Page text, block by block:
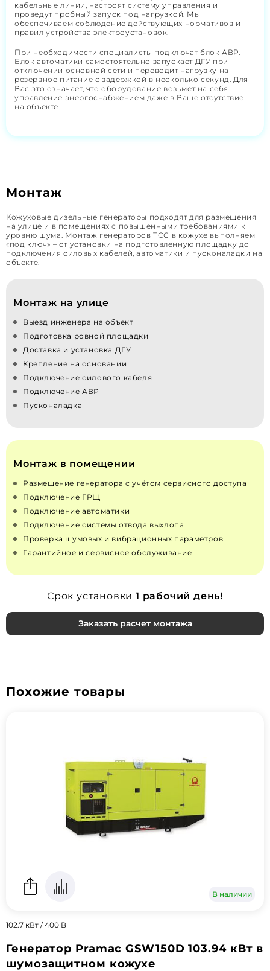
кабельные линии, настроят систему управления и
проведут пробный запуск под нагрузкой. Мы
обеспечиваем соблюдение действующих нормативов и
правил устройства электроустановок.
При необходимости специалисты подключат блок АВР.
Блок автоматики самостоятельно запускает ДГУ при
отключении основной сети и переводит нагрузку на
резервное питание с задержкой в несколько секунд. Для
Вас это означает, что оборудование возьмёт на себя
управление энергоснабжением даже в Ваше отсутствие
на объекте.
Монтаж
Кожуховые дизельные генераторы подходят для размещения
на улице и в помещениях с повышенными требованиями к
уровню шума. Монтаж генераторов ТСС в кожухе выполняем
«под ключ» – от установки на подготовленную площадку до
подключения силовых кабелей, автоматики и пусконаладки на
объекте.
Монтаж на улице
Выезд инженера на объект
Подготовка ровной площадки
Доставка и установка ДГУ
Крепление на основании
Подключение силового кабеля
Подключение АВР
Пусконаладка
Монтаж в помещении
Размещение генератора с учётом сервисного доступа
Подключение ГРЩ
Подключение автоматики
Подключение системы отвода выхлопа
Проверка шумовых и вибрационных параметров
Гарантийное и сервисное обслуживание
Срок установки 1 рабочий день!
Заказать расчет монтажа
Похожие товары
В наличии
102.7 кВт / 400 В
Генератор Pramac GSW150D 103.94 кВт в
шумозащитном кожухе